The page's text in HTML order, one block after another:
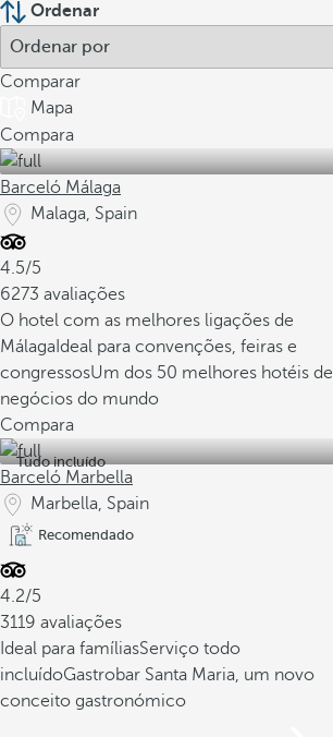
Ordenar
Comparar
Mapa
Compara
Barceló Málaga
Malaga, Spain
4.5/5
6273 avaliações
O hotel com as melhores ligações de
Málaga Ideal para convenções, feiras e
congressosUm dos 50 melhores hotéis de
negócios do mundo
Compara
Tudo incluído
Barceló Marbella
Marbella, Spain
Recomendado
4.2/5
3119 avaliações
Ideal para famíliasServiço todo
incluídoGastrobar Santa Maria, um novo
conceito gastronómico